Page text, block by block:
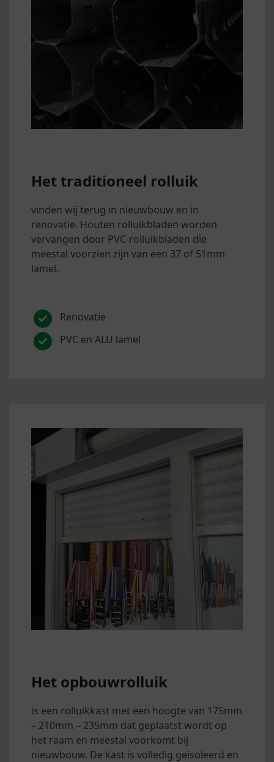
Het traditioneel rolluik
vinden wij terug in nieuwbouw en in
renovatie. Houten rolluikbladen worden
vervangen door PVC-rolluikbladen die
meestal voorzien zijn van een 37 of 51mm
lamel.
Renovatie
PVC en ALU lamel
Het opbouwrolluik
is een rolluikkast met een hoogte van 175mm
– 210mm – 235mm dat geplaatst wordt op
het raam en meestal voorkomt bij
nieuwbouw. De kast is volledig geïsoleerd en